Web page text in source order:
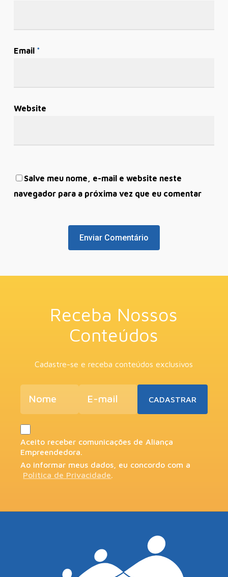
Email *
Website
Salve meu nome, e-mail e website neste
navegador para a próxima vez que eu comentar
Receba Nossos
Conteúdos
Cadastre-se e receba conteúdos exclusivos
Aceito receber comunicações de Aliança
Empreendedora.
Ao informar meus dados, eu concordo com a
Política de Privacidade.